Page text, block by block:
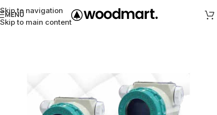
Skip to navigation
Skip to main content
MENÜ